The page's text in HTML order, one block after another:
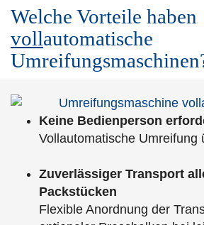
Welche Vorteile haben
vollautomatische
Keine Bedienperson
Vollautomatische Umreifung
Zuverlässiger Transport
Packstücken
Flexible Anordnung der